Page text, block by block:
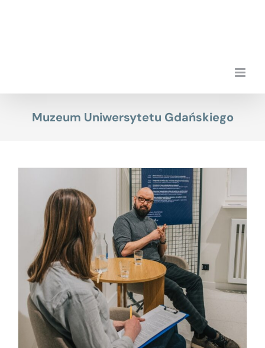
Muzeum Uniwersytetu Gdańskiego